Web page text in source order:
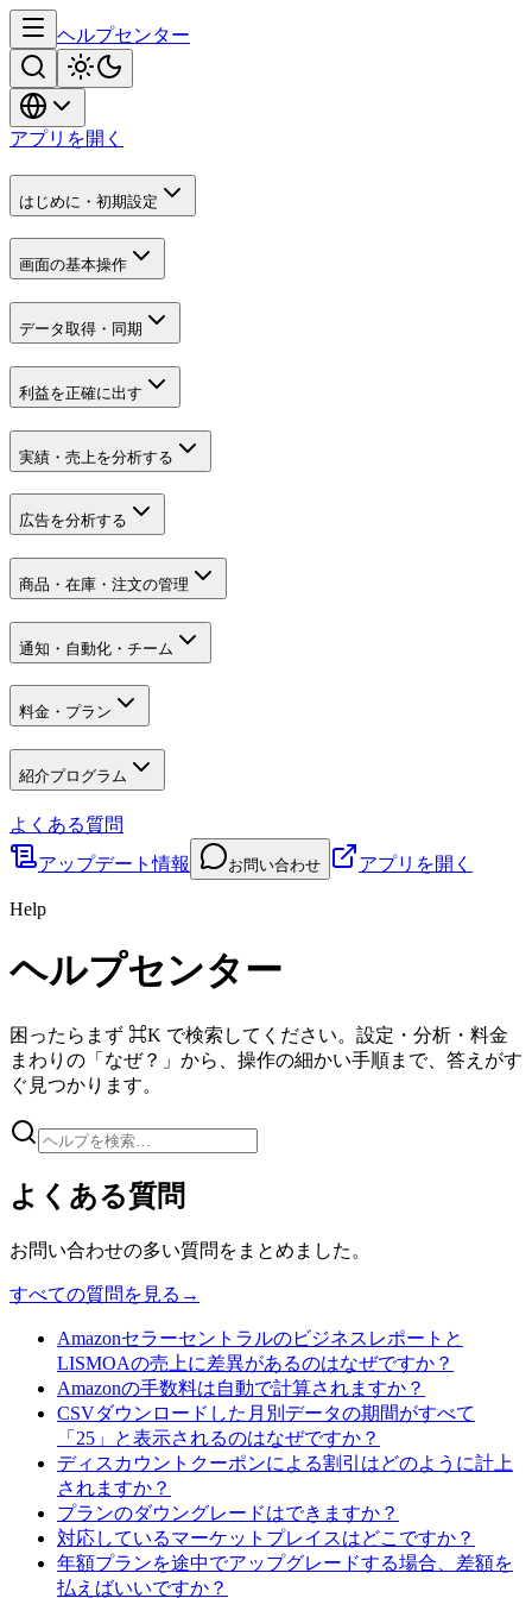
ヘルプセンター
アプリを開く
はじめに・初期設定
画面の基本操作
データ取得・同期
利益を正確に出す
実績・売上を分析する
広告を分析する
商品・在庫・注文の管理
通知・自動化・チーム
料金・プラン
紹介プログラム
よくある質問
アップデート情報
お問い合わせ アプリを開く
Help
ヘルプセンター
困ったらまず ⌘K で検索してください。設定・分析・料金
まわりの「なぜ？」から、操作の細かい手順まで、答えがす
ぐ見つかります。
よくある質問
お問い合わせの多い質問をまとめました。
すべての質問を見る →
Amazonセラーセントラルのビジネスレポートと
LISMOAの売上に差異があるのはなぜですか？
Amazonの手数料は自動で計算されますか？
CSVダウンロードした月別データの期間がすべて
「25」と表示されるのはなぜですか？
ディスカウントクーポンによる割引はどのように計上
されますか？
プランのダウングレードはできますか？
対応しているマーケットプレイスはどこですか？
年額プランを途中でアップグレードする場合、差額を
払えばいいですか？